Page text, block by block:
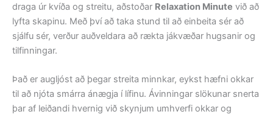
draga úr kvíða og streitu, aðstoðar Relaxation Minute við að
lyfta skapinu. Með því að taka stund til að einbeita sér að
sjálfu sér, verður auðveldara að rækta jákvæðar hugsanir og
tilfinningar.
Það er augljóst að þegar streita minnkar, eykst hæfni okkar
til að njóta smárra ánægja í lífinu. Ávinningar slökunar snerta
þar af leiðandi hvernig við skynjum umhverfi okkar og